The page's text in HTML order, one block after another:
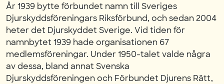
År 1939 bytte förbundet namn till Sveriges
Djurskyddsföreningars Riksförbund, och sedan 2004
heter det Djurskyddet Sverige. Vid tiden för
namnbytet 1939 hade organisationen 67
medlemsföreningar. Under 1950-talet valde några
av dessa, bland annat Svenska
Djurskyddsföreningen och Förbundet Djurens Rätt,